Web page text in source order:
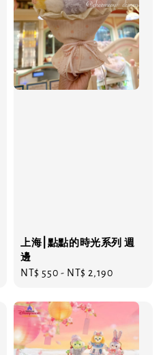
上海⎮點點的時光系列 週
邊
Regular
NT$ 550 - NT$ 2,190